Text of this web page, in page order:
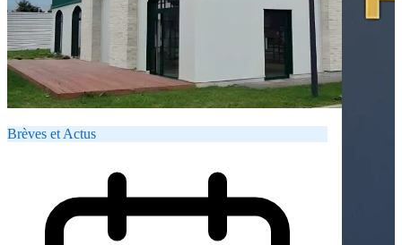
Brèves et Actus